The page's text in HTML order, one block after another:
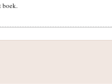
boek.